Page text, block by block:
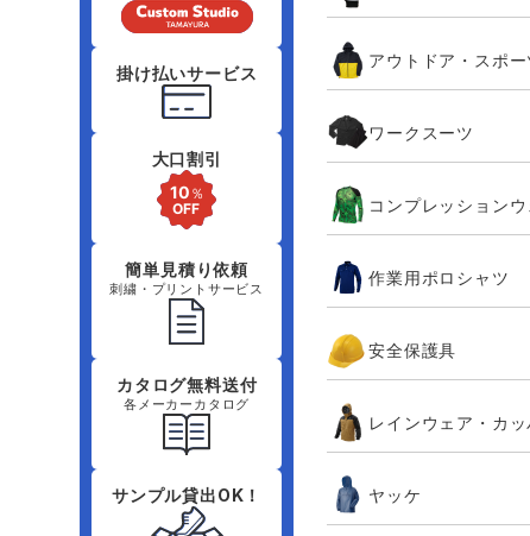
掛け払いサービス
大口割引
簡単見積り依頼
刺繍・プリントサービス
カタログ無料送付
各メーカーカタログ
サンプル貸出OK！
アウトドア・スポー
ワークスーツ
コンプレッションウ
作業用ポロシャツ
安全保護具
レインウェア・カッ
ヤッケ